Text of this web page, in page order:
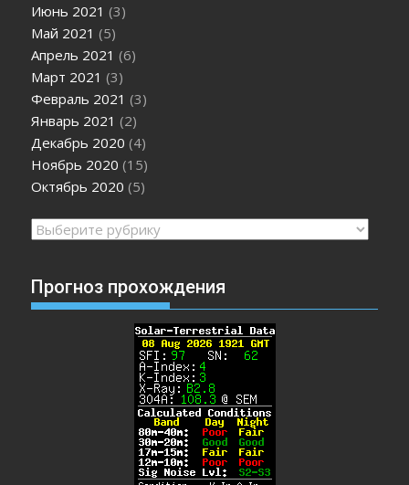
Июнь 2021 (3)
Май 2021 (5)
Апрель 2021 (6)
Март 2021 (3)
Февраль 2021 (3)
Январь 2021 (2)
Декабрь 2020 (4)
Ноябрь 2020 (15)
Октябрь 2020 (5)
Рубрики
Прогноз прохождения